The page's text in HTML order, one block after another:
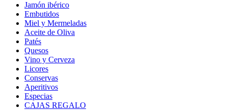
Jamón ibérico
Embutidos
Miel y Mermeladas
Aceite de Oliva
Patés
Quesos
Vino y Cerveza
Licores
Conservas
Aperitivos
Especias
CAJAS REGALO